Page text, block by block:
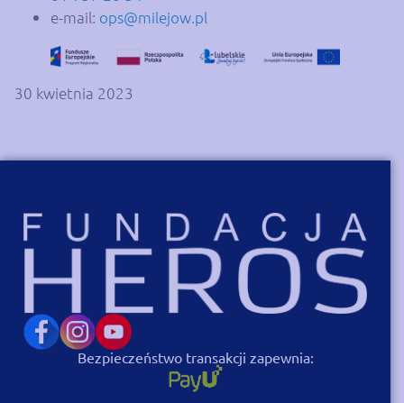
e-mail: ops@milejow.pl
30 kwietnia 2023
Bezpieczeństwo transakcji zapewnia: